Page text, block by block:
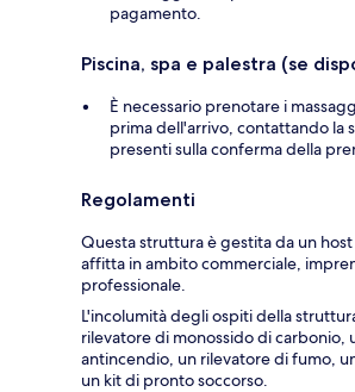
pagamento.
Piscina, spa e palestra (se
È necessario prenotare i
prima dell'arrivo, contattando la
presenti sulla conferma della
Regolamenti
Questa struttura è gestita da un
affitta in ambito commerciale,
professionale.
L'incolumità degli ospiti della
rilevatore di monossido di carbonio,
antincendio, un rilevatore di fumo,
un kit di pronto soccorso.